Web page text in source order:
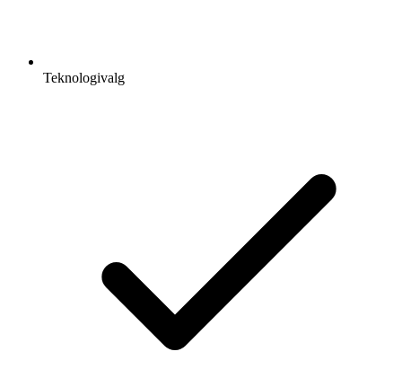
Teknologivalg